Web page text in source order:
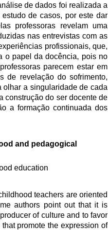
de dados foi realizada a
de casos, por este dar
professoras revelam uma
nas entrevistas com as
profissionais, que,
o papel da docência, pois no
parecem estar em
de revelação do sofrimento,
olhar a singularidade de cada
construção do ser docente de
a formação continuada dos
and pedagogical
education
teachers are oriented
authors point out that it is
of culture and to favor
promote the expression of